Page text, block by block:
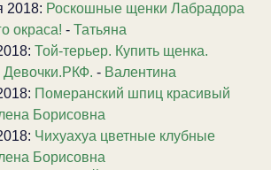
2018: Роскошные щенки Лабрадора
окраса! - Татьяна
Той-терьер. Купить щенка.
Девочки.РКФ. - Валентина
Померанский шпиц красивый
Борисовна
Чихуахуа цветные клубные
Борисовна